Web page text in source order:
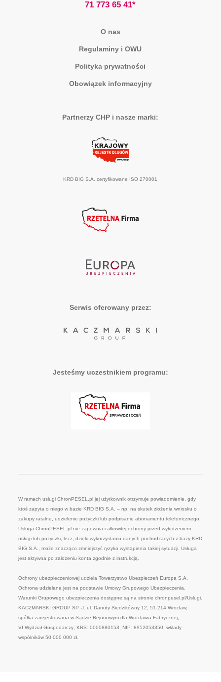
71 773 65 41*
O nas
Regulaminy i OWU
Polityka prywatności
Obowiązek informacyjny
Partnerzy CHP i nasze marki:
KRD BIG S.A. certyfikowane ISO 270001
Serwis oferowany przez:
Jesteśmy uczestnikiem programu:
W ramach usługi ChronPESEL.pl jej użytkownik otrzymuje powiadomienie, gdy
ktoś zapyta o niego w bazie KRD BIG S.A. – np. na skutek złożenia wniosku o
zakupy ratalne, udzielenie pożyczki lub podpisanie abonamentu telefonicznego.
Usługa ChronPESEL.pl nie zapewnia całkowitej ochrony przed wyłudzeniem
usługi lub pożyczki, lecz, dzięki wykorzystaniu danych pochodzących z bazy KRD
BIG S.A., może znacząco zmniejszyć ryzyko wystąpienia takiej sytuacji. Usługa
jest aktywna po założeniu konta zgodnie z instrukcją.
Ochrony ubezpieczeniowej udziela Towarzystwo Ubezpieczeń Europa S.A.
Ochrona udzielana jest na podstawie Umowy Grupowego Ubezpieczenia.
Warunki Grupowego ubezpieczenia dostępne są na stronie chronpesel.pl/Uslugi.
KACZMARSKI GROUP SP. J. ul. Danuty Siedzikówny 12, 51-214 Wrocław,
spółka zarejestrowana w Sądzie Rejonowym dla Wrocławia-Fabrycznej,
VI Wydział Gospodarczy; KRS: 0000880153; NIP: 8952053350; wkłady
wspólników 50 000 000 zł.